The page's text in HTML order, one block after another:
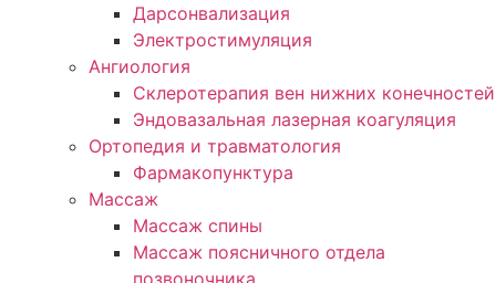
Дарсонвализация
Электростимуляция
Ангиология
Склеротерапия вен нижних конечностей
Эндовазальная лазерная коагуляция
Ортопедия и травматология
Фармакопунктура
Массаж
Массаж спины
Массаж поясничного отдела